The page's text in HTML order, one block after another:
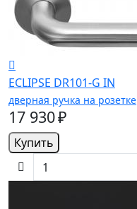
ECLIPSE DR101-G IN
дверная ручка на розетке
17 930 ₽
Купить